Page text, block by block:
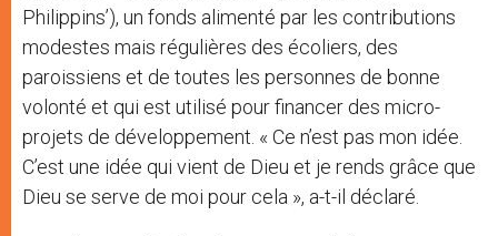
Philippins’), un fonds alimenté par les contributions
modestes mais régulières des écoliers, des
paroissiens et de toutes les personnes de bonne
volonté et qui est utilisé pour financer des micro-
projets de développement. « Ce n’est pas mon idée.
C’est une idée qui vient de Dieu et je rends grâce que
Dieu se serve de moi pour cela », a-t-il déclaré.